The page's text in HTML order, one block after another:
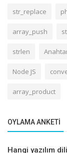
str_replace
array_push
strlen
Node JS
array_product
OYLAMA ANKETI
Hangi yazılım